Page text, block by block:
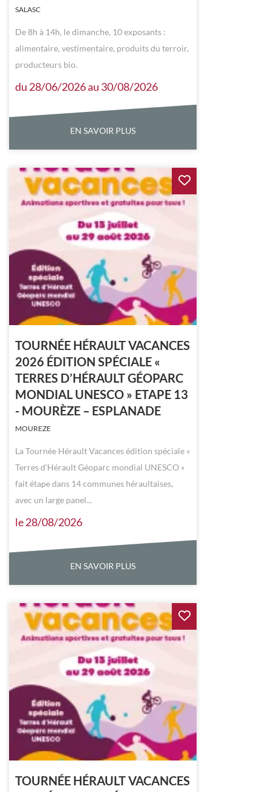
SALASC
De 8h à 14h, le dimanche, 10 exposants :
alimentaire, vestimentaire, produits du terroir,
producteurs bio.
du 28/06/2026 au 30/08/2026
EN SAVOIR PLUS
TOURNÉE HÉRAULT VACANCES
2026 ÉDITION SPÉCIALE «
TERRES D’HÉRAULT GÉOPARC
MONDIAL UNESCO » ETAPE 13
- MOURÈZE – ESPLANADE
MOUREZE
La Tournée Hérault Vacances édition spéciale «
Terres d’Hérault Géoparc mondial UNESCO »
fait étape dans 14 communes héraultaises,
avec un large panel...
le 28/08/2026
EN SAVOIR PLUS
TOURNÉE HÉRAULT VACANCES